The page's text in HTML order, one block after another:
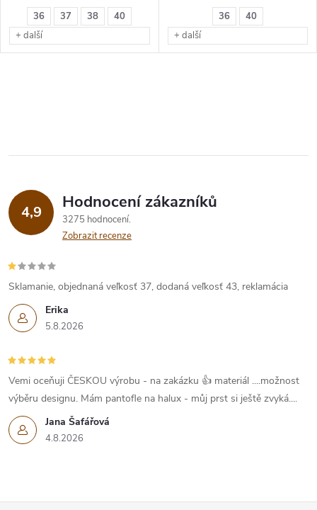
k
t
k
36 37 38
40
+ další
36
40
+ další
l
d
a
c
í
p
r
v
k
y
4,9 Hodnocení zákazníků
3275 hodnocení
Zobrazit recenze
Erika
5.8.2026
Sklamanie, objednaná veľkosť 37, dodaná veľkosť 43, reklamácia
Jana Šafářová
4.8.2026
Vemi oceňuji ČESKOU výrobu - na zakázku 👍 materiál ....možnost
výběru designu. Mám pantofle na halux - můj prst si ještě zvyká....